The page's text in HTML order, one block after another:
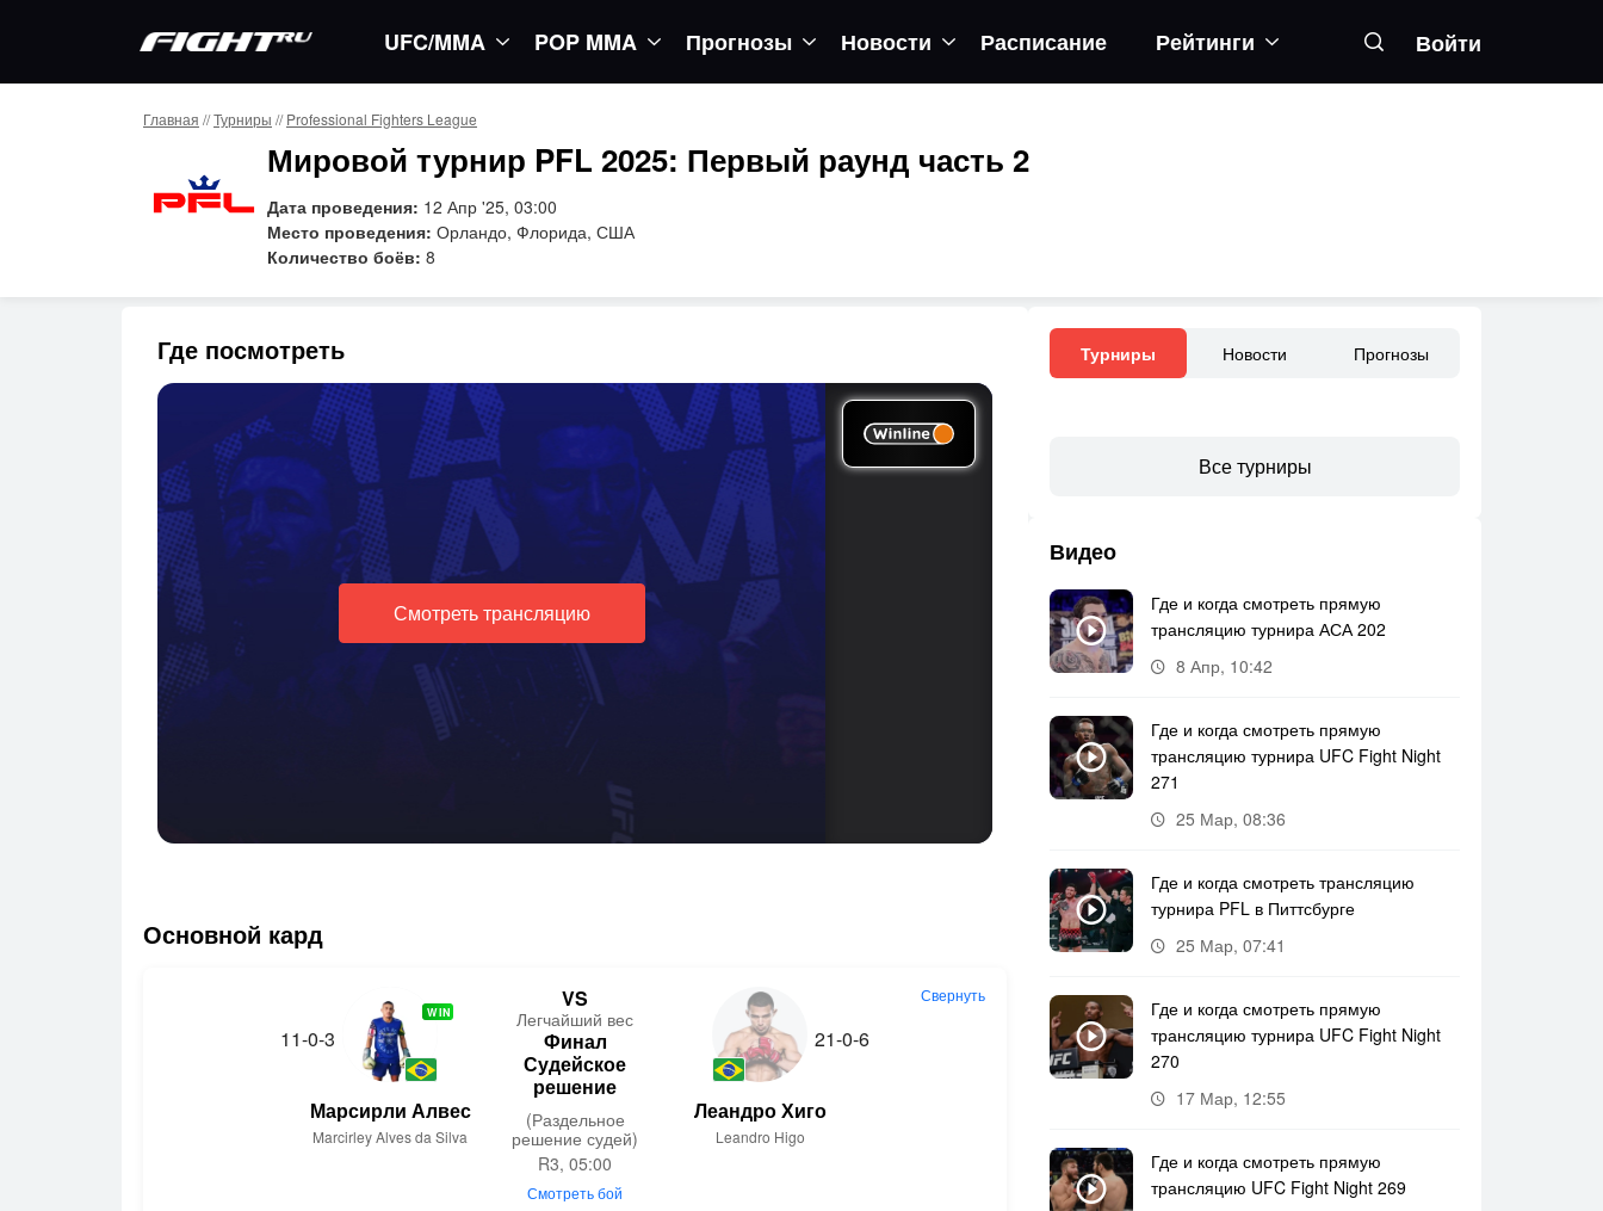
UFC/MMA POP MMA Прогнозы Новости Расписание Рейтинги Войти
Главная //Турниры //Professional Fighters League
Мировой турнир PFL 2025: Первый раунд часть 2
Дата проведения: 12 Апр '25, 03:00
Место проведения: Орландо, Флорида, США
Количество боёв: 8
Где посмотреть
Смотреть трансляцию
Основной кард
11-0-3
WIN
Марсирли Алвес
Marcirley Alves da Silva
VS
Легчайший вес
Финал
Судейское
решение
(Раздельное
решение судей)
R3, 05:00
Смотреть бой
21-0-6
Леандро Хиго
Leandro Higo
Свернуть
Турниры Новости Прогнозы
Все турниры
Видео
Где и когда смотреть прямую
трансляцию турнира АСА 202
8 Апр, 10:42
Где и когда смотреть прямую
трансляцию турнира UFC Fight Night
271
25 Мар, 08:36
Где и когда смотреть трансляцию
турнира PFL в Питтсбурге
25 Мар, 07:41
Где и когда смотреть прямую
трансляцию турнира UFC Fight Night
270
17 Мар, 12:55
Где и когда смотреть прямую
трансляцию UFC Fight Night 269